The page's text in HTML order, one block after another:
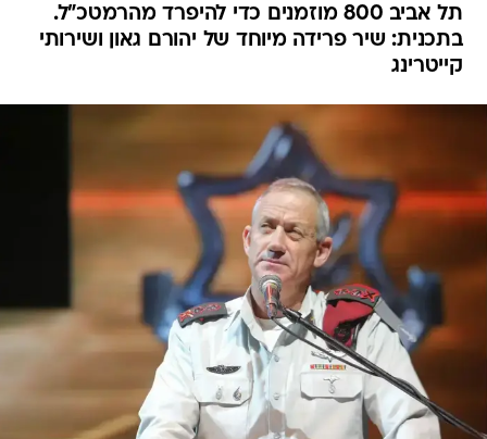
תל אביב 800 מוזמנים כדי להיפרד מהרמטכ"ל.
בתכנית: שיר פרידה מיוחד של יהורם גאון ושירותי
קייטרינג